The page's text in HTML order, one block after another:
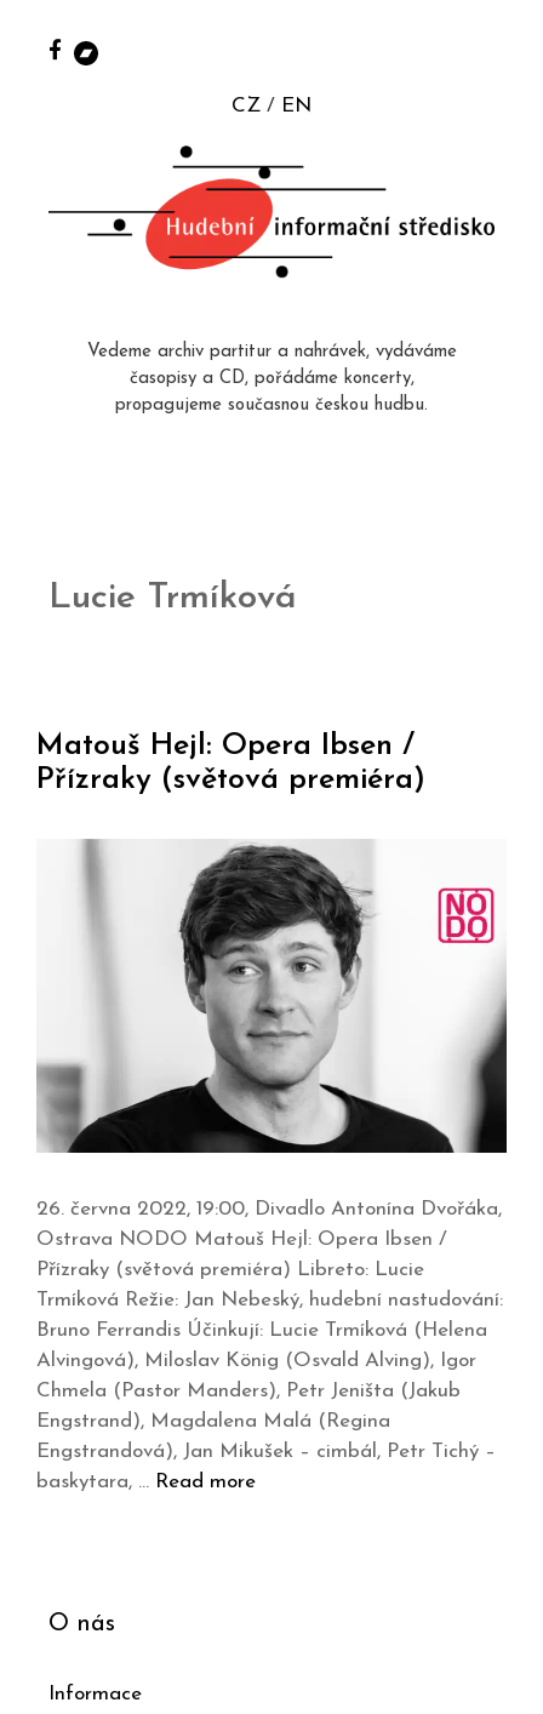
CZ EN
Vedeme archiv partitur a nahrávek, vydáváme
časopisy a CD, pořádáme koncerty,
propagujeme současnou českou hudbu.
Lucie Trmíková
Matouš Hejl: Opera Ibsen /
Přízraky (světová premiéra)
26. června 2022, 19:00, Divadlo Antonína Dvořáka,
Ostrava NODO Matouš Hejl: Opera Ibsen /
Přízraky (světová premiéra) Libreto: Lucie
Trmíková Režie: Jan Nebeský, hudební nastudování:
Bruno Ferrandis Účinkují: Lucie Trmíková (Helena
Alvingová), Miloslav König (Osvald Alving), Igor
Chmela (Pastor Manders), Petr Jeništa (Jakub
Engstrand), Magdalena Malá (Regina
Engstrandová), Jan Mikušek – cimbál, Petr Tichý –
baskytara, … Read more
O nás
Informace